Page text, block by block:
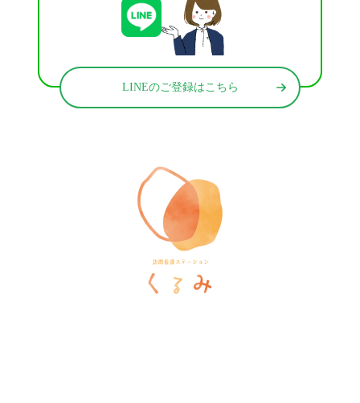
LINEのご登録はこちら